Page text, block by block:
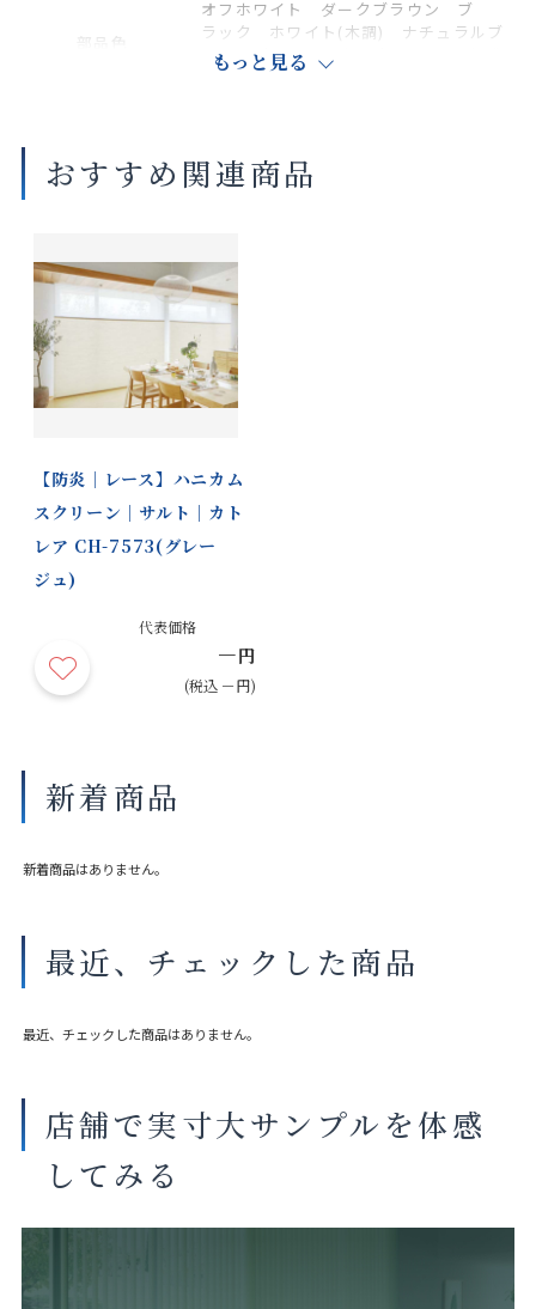
オフホワイト ダークブラウン ブ
ラック ホワイト(木調) ナチュラルブ
ラウン(木調) セピア(木調) ダークブ
ラウン(木調)
い。
サイズや仕様によって価格が異なります。
操作性等は店舗にてご確認ください。
画像は撮影環境やご覧いただく画面によって色味や印象が異なる場合
がございます。
※ペアタイプのレースはハニカム構造ではありません。
もっと見る
おすすめ関連商品
【防炎｜レース】ハニカム
スクリーン｜サルト｜カト
レア CH-7573(グレー
ジュ)
代表価格
－円
(税込 －円)
新着商品
新着商品はありません。
最近、チェックした商品
最近、チェックした商品はありません。
店舗で実寸大サンプルを体感
してみる